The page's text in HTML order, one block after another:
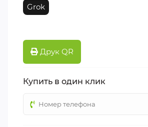
Grok
Друк QR
Купить в один клик